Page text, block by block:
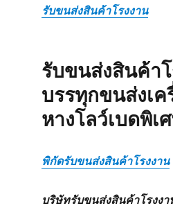
รับขนส่งสินค้าโรงงาน
รับขนส่งสินค้า
บรรทุกขนส่งเ
หางโลว์เบดพิ
พิกัดรับขนส่งสินค้าโรงงาน
บริษัทรับขนส่งสินค้าโรงงา